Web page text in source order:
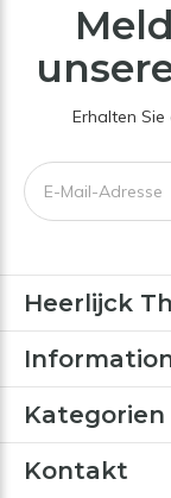
Erhalten
Heerlijck
Kategorien
Kontakt